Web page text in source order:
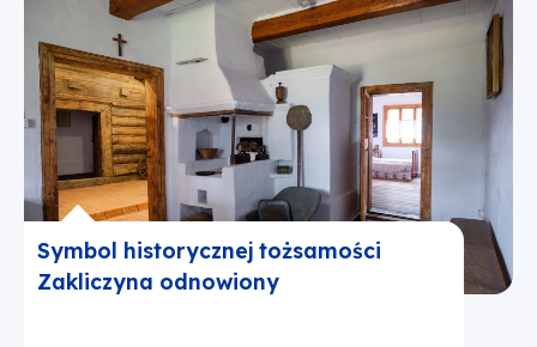
Symbol historycznej tożsamości
Zakliczyna odnowiony